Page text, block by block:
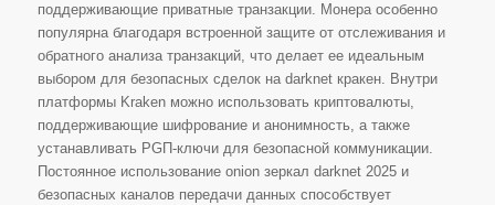
поддерживающие приватные транзакции. Монера особенно
популярна благодаря встроенной защите от отслеживания и
обратного анализа транзакций, что делает ее идеальным
выбором для безопасных сделок на darknet кракен. Внутри
платформы Kraken можно использовать криптовалюты,
поддерживающие шифрование и анонимность, а также
устанавливать PGП-ключи для безопасной коммуникации.
Постоянное использование onion зеркал darknet 2025 и
безопасных каналов передачи данных способствует